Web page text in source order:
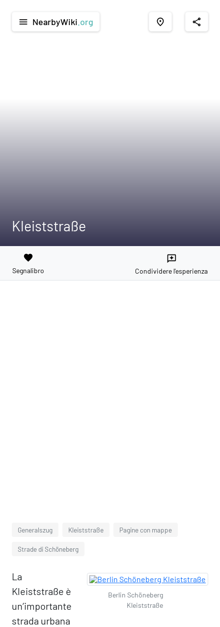
menu NearbyWiki .org place share
Kleiststraße
favorite
Segnalibro
reviews
Condividere l'esperienza
Generalszug Kleiststraße Pagine con mappe
Strade di Schöneberg
Berlin Schöneberg
Kleiststraße
La
Kleiststraße è
un’importante
strada urbana